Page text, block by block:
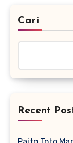
Cari
Recent